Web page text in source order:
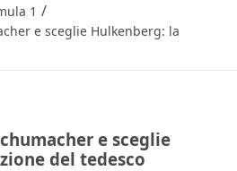
1 /
e sceglie Hulkenberg: la
e sceglie
del tedesco